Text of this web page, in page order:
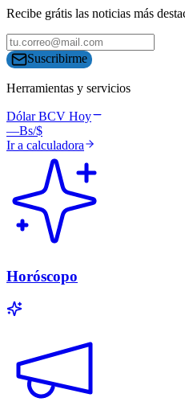
Recibe grátis las noticias más
Suscribirme
Herramientas y servicios
Dólar BCV Hoy
—Bs/$
Ir a calculadora
Horóscopo